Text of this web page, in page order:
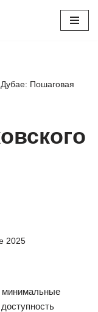
Пошаговая
2025
минимальные